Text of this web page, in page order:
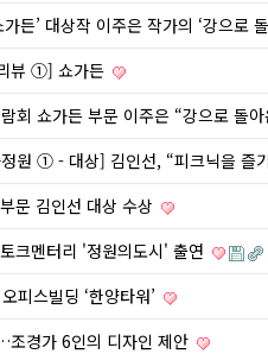
든’ 대상작 이주은 작가의 ‘강으로
뷰 ①] 쇼가든
회 쇼가든 부문 이주은 “강으로
원 ① - 대상] 김인선, “피크닉을 즐
문 김인선 대상 수상
크멘터리 '정원의도시' 출연
피스빌딩 ‘한양타워’
경가 6인의 디자인 제안